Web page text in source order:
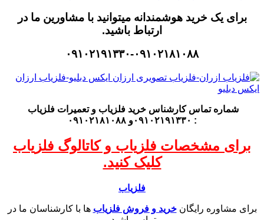
برای یک خرید هوشمندانه میتوانید با مشاورین ما در
ارتباط باشید.
۰۹۱۰۲۱۹۱۳۳۰-۰۹۱۰۲۱۸۱۰۸۸
شماره تماس کارشناس خرید فلزیاب و تعمیرات فلزیاب
: ۰۹۱۰۲۱۹۱۳۳۰و ۰۹۱۰۲۱۸۱۰۸۸
برای مشخصات فلزیاب و کاتالوگ فلزیاب
کلیک کنید.
فلزیاب
برای مشاوره رایگانخرید و فروش فلزیاب ها با کارشناسان ما در